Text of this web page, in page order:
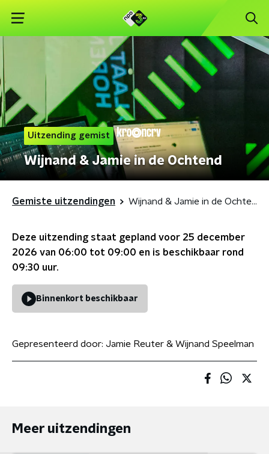
Uitzending gemist
Wijnand & Jamie in de Ochtend
Gemiste uitzendingen Wijnand & Jamie in de Ochtend
Deze uitzending staat gepland voor 25 december
2026 van 06:00 tot 09:00 en is beschikbaar rond
09:30 uur.
Binnenkort beschikbaar
Gepresenteerd door: Jamie Reuter & Wijnand Speelman
Meer uitzendingen